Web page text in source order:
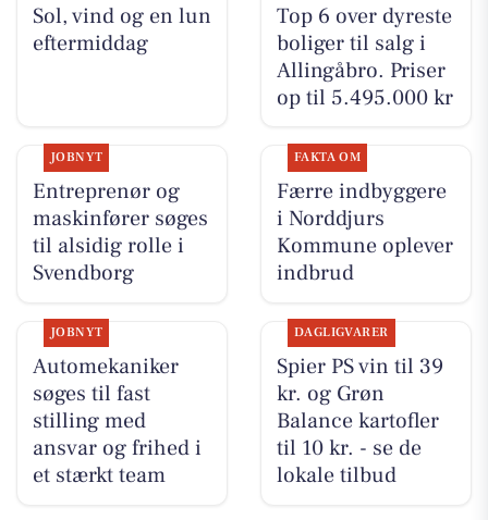
Sol, vind og en lun
eftermiddag
Top 6 over dyreste
boliger til salg i
Allingåbro. Priser
op til 5.495.000 kr
JOBNYT
Entreprenør og
maskinfører søges
til alsidig rolle i
Svendborg
FAKTA OM
Færre indbyggere
i Norddjurs
Kommune oplever
indbrud
JOBNYT
Automekaniker
søges til fast
stilling med
ansvar og frihed i
et stærkt team
DAGLIGVARER
Spier PS vin til 39
kr. og Grøn
Balance kartofler
til 10 kr. - se de
lokale tilbud